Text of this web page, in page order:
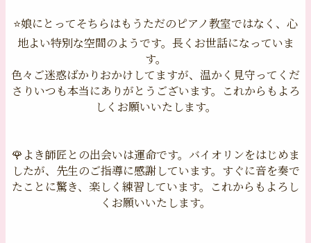
⭐️娘にとってそちらはもうただのピアノ教室ではなく、心
地よい特別な空間のようです。長くお世話になっていま
す。
色々ご迷惑ばかりおかけしてますが、温かく見守ってくだ
さりいつも本当にありがとうございます。これからもよろ
しくお願いいたします。
🌹よき師匠との出会いは運命です。バイオリンをはじめま
したが、先生のご指導に感謝しています。すぐに音を奏で
たことに驚き、楽しく練習しています。これからもよろし
くお願いいたします。